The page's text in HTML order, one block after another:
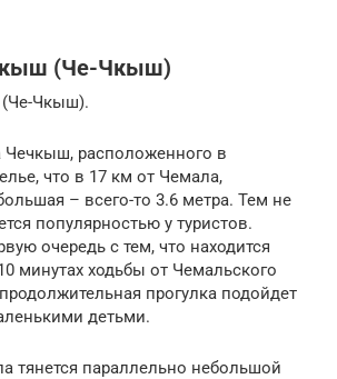
(Че-Чкыш)
Чкыш).
Чечкыш, расположенного в
что в 17 км от Чемала,
– всего-то 3.6 метра. Тем не
популярностью у туристов.
очередь с тем, что находится
минутах ходьбы от Чемальского
прогулка подойдет
детьми.
тянется параллельно небольшой